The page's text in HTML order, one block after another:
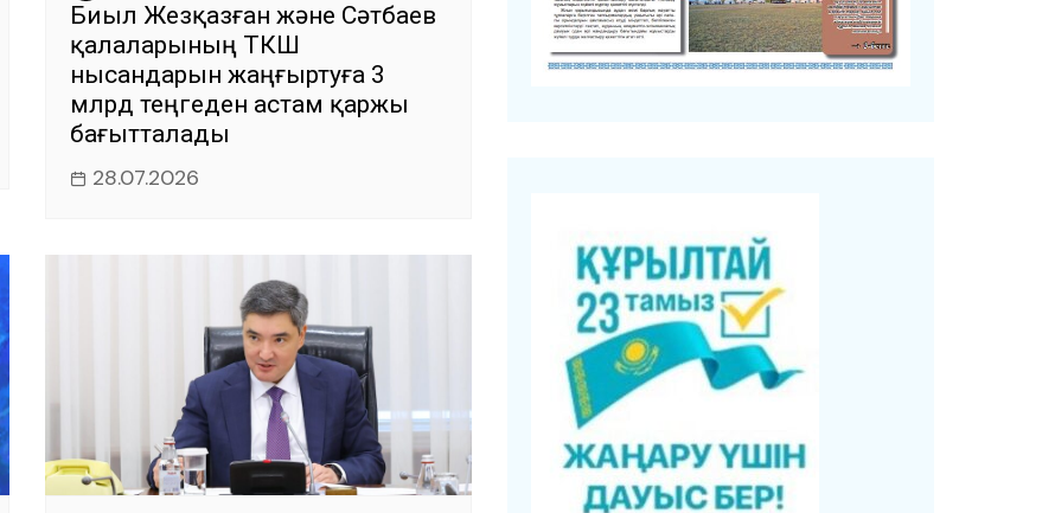
Биыл Жезқазған және Сәтбаев
қалаларының ТКШ
нысандарын жаңғыртуға 3
млрд теңгеден астам қаржы
бағытталады
28.07.2026